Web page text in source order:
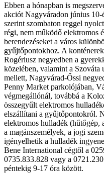
Ebben a hónapban is
akciót Nagyváradon június
szerint szombaton reggel
régi, nem működő elektromos
berendezéseket a város
gyűjtőpontokhoz. A
Rogériusz negyedben a
közelében, valamint a Szováta
mellett, Nagyvárad-Őssi
Penny Market parkolójában,
végmegállónál, továbbá a
összegyűlt elektromos
elszállítani a gyűjtőpontokról.
elektromos hulladék (hűtőgép,
a magánszemélyek, a jogi
igényelhetik a hulladék
Bene International cégtől a
0735.833.828 vagy a
péntekig 9-17 óra között.